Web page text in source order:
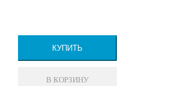
КУПИТЬ
В КОРЗИНУ